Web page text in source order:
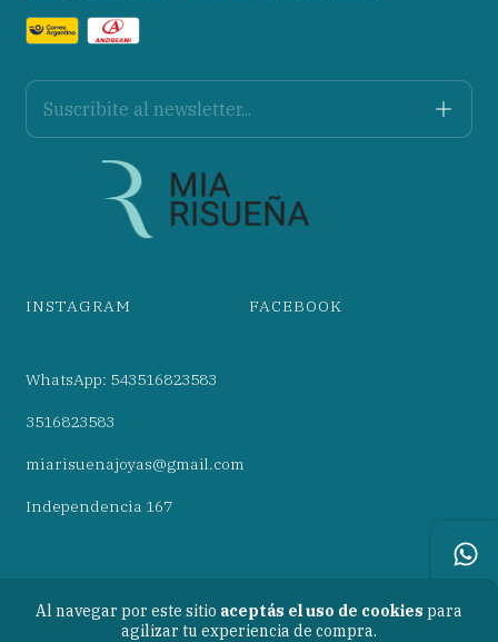
Al navegar por este sitio aceptás el uso de cookies para
agilizar tu experiencia de compra.
INSTAGRAM FACEBOOK
WhatsApp: 543516823583
3516823583
miarisuenajoyas@gmail.com
Independencia 167